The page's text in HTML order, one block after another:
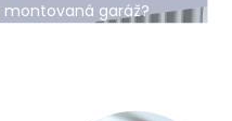
montovaná garáž?